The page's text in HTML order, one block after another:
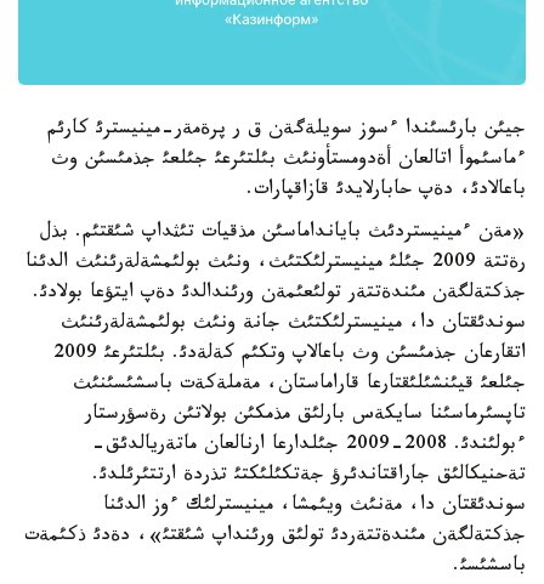
جيئن بارئسئندا ءسوز سويلةگةن ق ر پرةمةر-مينيسترئ كارئم
ءماسئموأ اتالعان أةدومستأونئث بئلتئرعئ جئلعئ جذمئسئن وث
باعالادئ، دةپ حابارلايدئ قازاقپارات.
«مةن ءمينيستردئث بايانداماسئن مذقيات تئثداپ شئقتئم. بذل
رةتتة 2009 جئلئ مينيسترلئكتئث، ونئث بولئمشةلةرئنئث الدئنا
جذكتةلگةن مئندةتتةر تولئعئمةن ورئندالدئ دةپ ايتؤعا بولادئ.
سوندئقتان دا، مينيسترلئكتئث جانة ونئث بولئمشةلةرئنئث
اتقارعان جذمئسئن وث باعالاپ وتكئم كةلةدئ. بئلتئرعئ 2009
جئلعئ قيئنشئلئقتارعا قاراماستان، مةملةكةت باسشئسئنئث
تاپسئرماسئنا سايكةس بارلئق مذمكئن بولاتئن رةسؤرستار
ءبولئندئ. 2008-2009 جئلدارعا ارنالعان ماتةريالدئق-
تةحنيكالئق جاراقتاندئرؤ جةتكئلئكتئ تذردة ارتتئرئلدئ.
سوندئقتان دا، مةنئث ويئمشا، مينيسترلئك ءوز الدئنا
جذكتةلگةن مئندةتتةردئ تولئق ورئنداپ شئقتئ»، دةدئ ذكئمةت
باسشئسئ.